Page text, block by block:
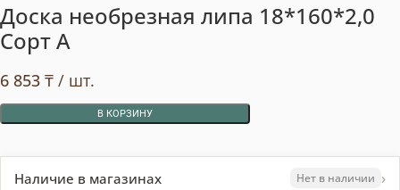
Доска необрезная липа 18*160*2,0
Сорт А
6 853 ₸ / шт.
В КОРЗИНУ
Наличие в магазинах Нет в наличии ›